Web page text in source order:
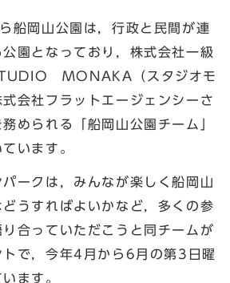
船岡山公園は，行政と民間が連
園となっており，株式会社一級
MONAKA（スタジオモ
会社フラットエージェンシーさ
められる「船岡山公園チーム」
います。
ークは，みんなが楽しく船岡山
うすればよいかなど，多くの参
合っていただこうと同チームが
トで，今年4月から6月の第3日曜
ます。